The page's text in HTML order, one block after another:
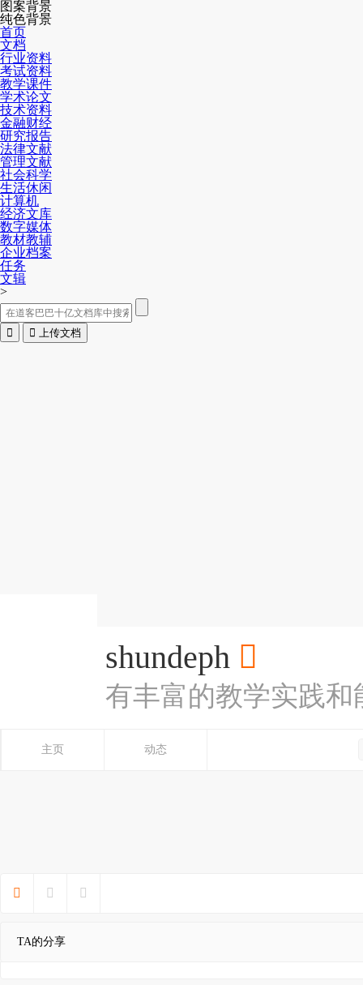
图案背景
纯色背景
首页
文档
行业资料
考试资料
教学课件
学术论文
技术资料
金融财经
研究报告
法律文献
管理文献
社会科学
生活休闲
计算机
经济文库
数字媒体
教材教辅
企业档案
任务
文辑
>
  上传文档
shundeph 
有丰富的教学实践
主页 动态
  
TA的分享